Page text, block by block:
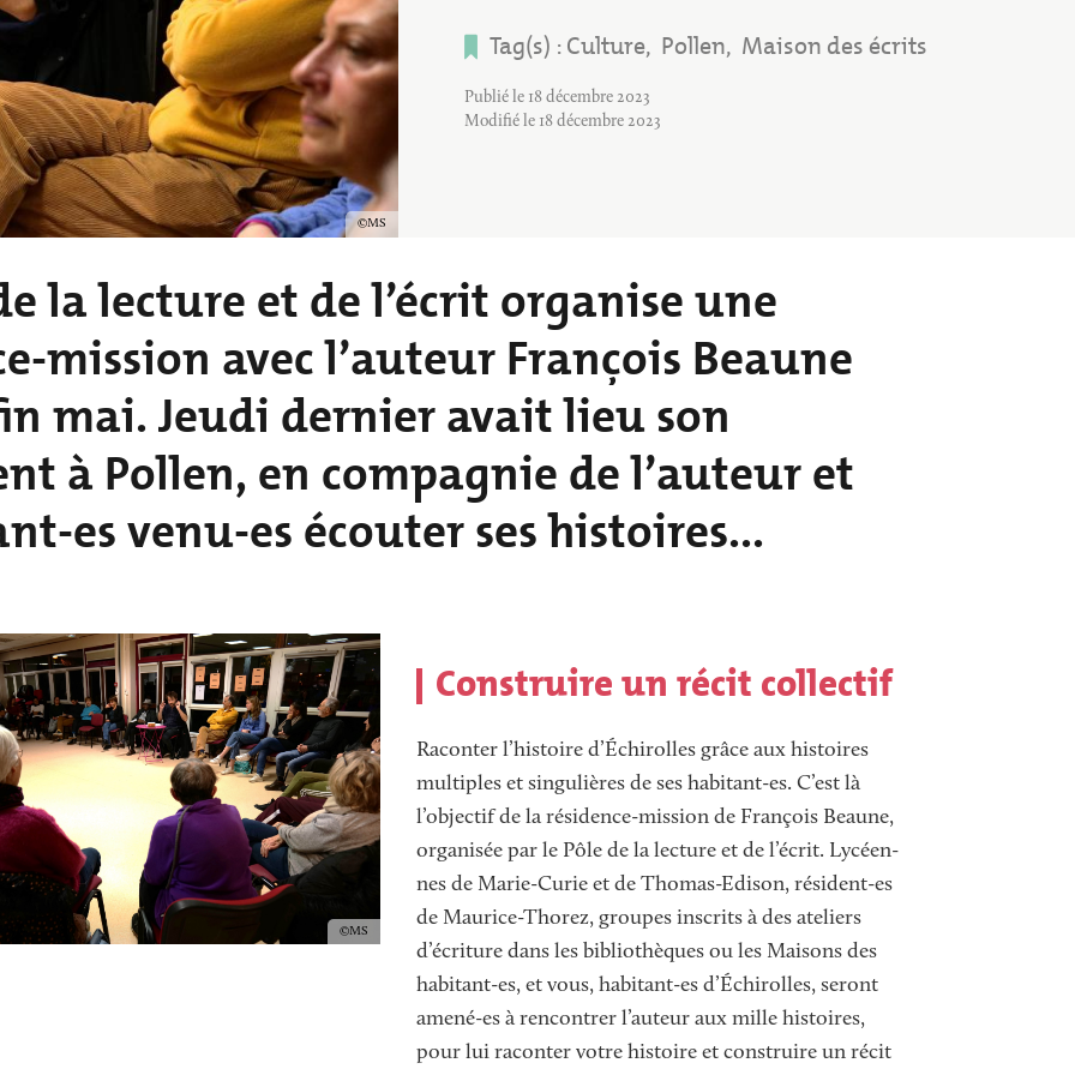
VILLE ENGAGÉE
PETITE ENFANCE
BALADES ET
RANDONNÉES
Copyright
MS
Tag(s) Tags
Culture Pollen Maison des écrits
Publié le 18 décembre 2023
Modifié le 18 décembre 2023
la lecture et de l’écrit organise une
mission avec l’auteur François Beaune
mai. Jeudi dernier avait lieu son
à Pollen, en compagnie de l’auteur et
es venu-es écouter ses histoires...
Copyright
MS
Construire un récit collectif
Raconter l’histoire d’Échirolles grâce aux histoires
multiples et singulières de ses habitant-es. C’est là
l’objectif de la résidence-mission de François Beaune,
organisée par le Pôle de la lecture et de l’écrit. Lycéen-
nes de Marie-Curie et de Thomas-Edison, résident-es
de Maurice-Thorez, groupes inscrits à des ateliers
d’écriture dans les bibliothèques ou les Maisons des
habitant-es, et vous, habitant-es d’Échirolles, seront
amené-es à rencontrer l’auteur aux mille histoires,
pour lui raconter votre histoire et construire un récit